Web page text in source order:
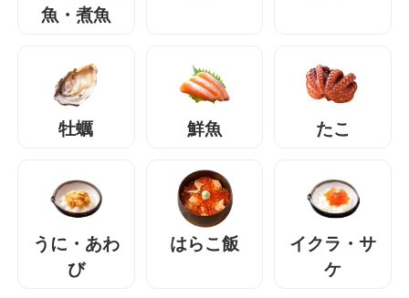
魚・煮魚
牡蠣 鮮魚 たこ
うに・あわ
び
はらこ飯
イクラ・サ
ケ